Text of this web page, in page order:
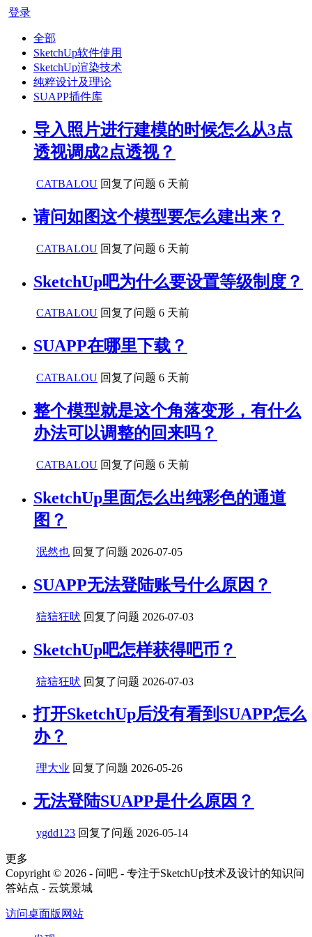
登录
全部
SketchUp软件使用
SketchUp渲染技术
纯粹设计及理论
SUAPP插件库
导入照片进行建模的时候怎么从3点
透视调成2点透视？
CATBALOU 回复了问题 6 天前
请问如图这个模型要怎么建出来？
CATBALOU 回复了问题 6 天前
SketchUp吧为什么要设置等级制度？
CATBALOU 回复了问题 6 天前
SUAPP在哪里下载？
CATBALOU 回复了问题 6 天前
整个模型就是这个角落变形，有什么
办法可以调整的回来吗？
CATBALOU 回复了问题 6 天前
SketchUp里面怎么出纯彩色的通道
图？
泯然也 回复了问题 2026-07-05
SUAPP无法登陆账号什么原因？
狺狺狂吠 回复了问题 2026-07-03
SketchUp吧怎样获得吧币？
狺狺狂吠 回复了问题 2026-07-03
打开SketchUp后没有看到SUAPP怎么
办？
理大业 回复了问题 2026-05-26
无法登陆SUAPP是什么原因？
ygdd123 回复了问题 2026-05-14
更多
Copyright © 2026 - 问吧 - 专注于SketchUp技术及设计的知识问
答站点 - 云筑景城
访问桌面版网站